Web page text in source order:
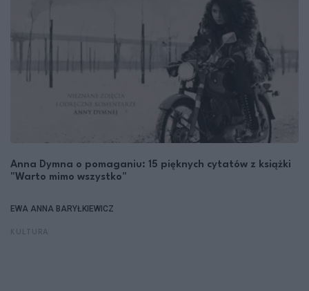
Anna Dymna o pomaganiu: 15 pięknych cytatów z książki
"Warto mimo wszystko"
EWA ANNA BARYŁKIEWICZ